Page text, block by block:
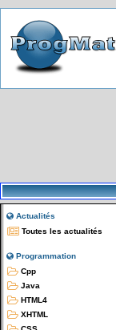
Actualités
Toutes les actualités
Programmation
Cpp
Java
HTML4
XHTML